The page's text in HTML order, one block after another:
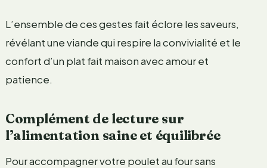
L’ensemble de ces gestes fait éclore les saveurs,
révélant une viande qui respire la convivialité et le
confort d’un plat fait maison avec amour et
patience.
Complément de lecture sur
l’alimentation saine et équilibrée
Pour accompagner votre poulet au four sans